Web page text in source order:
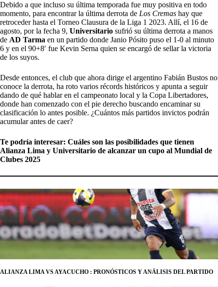
Debido a que incluso su última temporada fue muy positiva en todo
momento, para encontrar la última derrota de Los Cremas hay que
retroceder hasta el Torneo Clausura de la Liga 1 2023. Allí, el 16 de
agosto, por la fecha 9, Universitario sufrió su última derrota a manos
de AD Tarma en un partido donde Janio Pósito puso el 1-0 al minuto
6 y en el 90+8′ fue Kevin Serna quien se encargó de sellar la victoria
de los suyos.
Desde entonces, el club que ahora dirige el argentino Fabián Bustos no
conoce la derrota, ha roto varios récords históricos y apunta a seguir
dando de qué hablar en el campeonato local y la Copa Libertadores,
donde han comenzado con el pie derecho buscando encaminar su
clasificación lo antes posible. ¿Cuántos más partidos invictos podrán
acumular antes de caer?
Te podría interesar: Cuáles son las posibilidades que tienen
Alianza Lima y Universitario de alcanzar un cupo al Mundial de
Clubes 2025
ALIANZA LIMA VS AYACUCHO : PRONÓSTICOS Y ANÁLISIS DEL PARTIDO